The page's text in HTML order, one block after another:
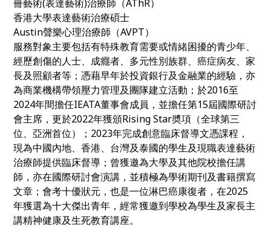
冊藝術(表達藝術)治療師（AThR）
香港大學表達藝術治療碩士
Austin聲樂心理治療師（AVPT）
服務對象主要包括有特殊教育需要或情緒困擾的青少年、
經歷創傷的人士、成癮者、多元性別族群、癌症病友、家
長及照顧者等；憑藉早年於投資銀行及金融業的經驗，亦
為商業機構帶領壓力管理及團隊建立活動；於2016至
2024年間擔任IEATA董事會成員，並擔任第15屆國際研討
會主席，更於2022年獲頒Rising Star奬項（全球第三
位、亞洲首位）；2023年完成創意臨床督導文憑課程，
現為中國內地、香港、台灣及泰國的學生及現職表達藝術
治療師提供臨床督導；曾獲邀為大學及其他院校擔任講
師，亦在國際研討會演講，並積極為學術期刊及書籍撰寫
文章；會考十優狀元，也是一位淋巴癌康復者，在2025
年獲選為十大傑出青年，經常獲邀到學校為學生及家長主
講精神健康及生死教育講座。